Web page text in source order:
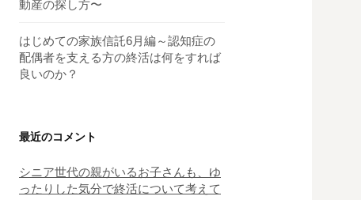
動産の探し方〜
はじめての家族信託6月編～認知症の
配偶者を支える方の終活は何をすれば
良いのか？
最近のコメント
シニア世代の親がいるお子さんも、ゆ
ったりした気分で終活について考えて